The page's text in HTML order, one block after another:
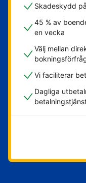
Skadeskydd
45 % av
en vecka
Välj mellan
Vi faciliterar
Dagliga